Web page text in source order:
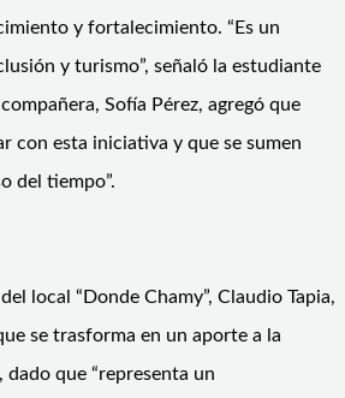
y fortalecimiento. “Es un
y turismo”, señaló la estudiante
Sofía Pérez, agregó que
con esta iniciativa y que se sumen
del tiempo”.
local “Donde Chamy”, Claudio Tapia,
se trasforma en un aporte a la
dado que “representa un